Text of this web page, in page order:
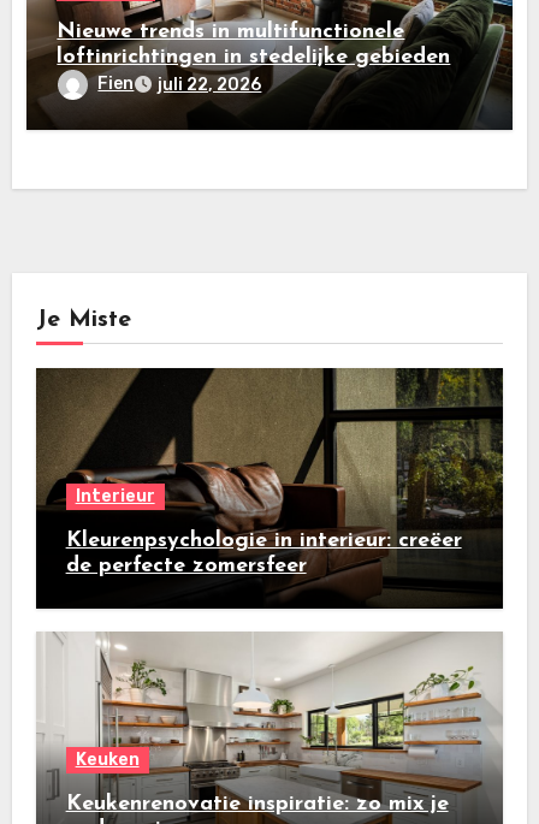
Nieuwe trends in multifunctionele
loftinrichtingen in stedelijke gebieden
Fien juli 22, 2026
Je Miste
Interieur
Kleurenpsychologie in interieur: creëer
de perfecte zomersfeer
Keuken
Keukenrenovatie inspiratie: zo mix je